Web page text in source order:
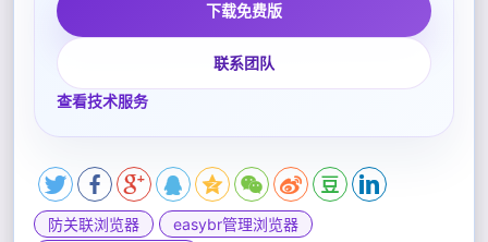
下载免费版
联系团队
查看技术服务
防关联浏览器
easybr管理浏览器